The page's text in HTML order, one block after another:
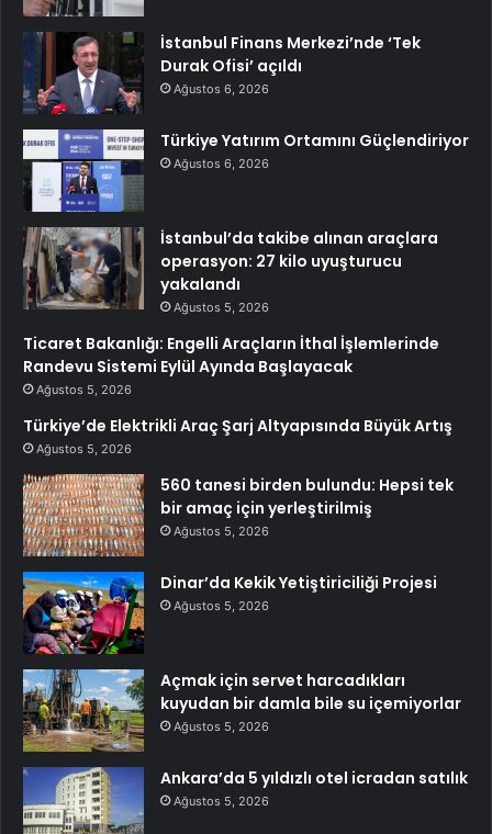
İstanbul Finans Merkezi’nde ‘Tek
Durak Ofisi’ açıldı
Ağustos 6, 2026
Türkiye Yatırım Ortamını Güçlendiriyor
Ağustos 6, 2026
İstanbul’da takibe alınan araçlara
operasyon: 27 kilo uyuşturucu
yakalandı
Ağustos 5, 2026
Ticaret Bakanlığı: Engelli Araçların İthal İşlemlerinde
Randevu Sistemi Eylül Ayında Başlayacak
Ağustos 5, 2026
Türkiye’de Elektrikli Araç Şarj Altyapısında Büyük Artış
Ağustos 5, 2026
560 tanesi birden bulundu: Hepsi tek
bir amaç için yerleştirilmiş
Ağustos 5, 2026
Dinar’da Kekik Yetiştiriciliği Projesi
Ağustos 5, 2026
Açmak için servet harcadıkları
kuyudan bir damla bile su içemiyorlar
Ağustos 5, 2026
Ankara’da 5 yıldızlı otel icradan satılık
Ağustos 5, 2026